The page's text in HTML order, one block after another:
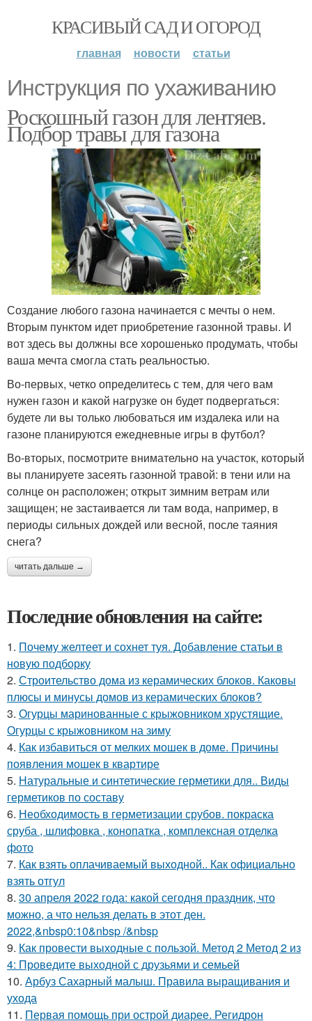
КРАСИВЫЙ САД И ОГОРОД
главная новости статьи
Инструкция по ухаживанию
Роскошный газон для лентяев.
Подбор травы для газона
Создание любого газона начинается с мечты о нем.
Вторым пунктом идет приобретение газонной травы. И
вот здесь вы должны все хорошенько продумать, чтобы
ваша мечта смогла стать реальностью.
Во-первых, четко определитесь с тем, для чего вам
нужен газон и какой нагрузке он будет подвергаться:
будете ли вы только любоваться им издалека или на
газоне планируются ежедневные игры в футбол?
Во-вторых, посмотрите внимательно на участок, который
вы планируете засеять газонной травой: в тени или на
солнце он расположен; открыт зимним ветрам или
защищен; не застаивается ли там вода, например, в
периоды сильных дождей или весной, после таяния
снега?
читать дальше →
Последние обновления на сайте:
1. Почему желтеет и сохнет туя. Добавление статьи в
новую подборку
2. Строительство дома из керамических блоков. Каковы
плюсы и минусы домов из керамических блоков?
3. Огурцы маринованные с крыжовником хрустящие.
Огурцы с крыжовником на зиму
4. Как избавиться от мелких мошек в доме. Причины
появления мошек в квартире
5. Натуральные и синтетические герметики для.. Виды
герметиков по составу
6. Необходимость в герметизации срубов. покраска
сруба , шлифовка , конопатка , комплексная отделка
фото
7. Как взять оплачиваемый выходной.. Как официально
взять отгул
8. 30 апреля 2022 года: какой сегодня праздник, что
можно, а что нельзя делать в этот ден.
2022,&nbsp0:10&nbsp /&nbsp
9. Как провести выходные с пользой. Метод 2 Метод 2 из
4: Проведите выходной с друзьями и семьей
10. Арбуз Сахарный малыш. Правила выращивания и
ухода
11. Первая помощь при острой диарее. Регидрон